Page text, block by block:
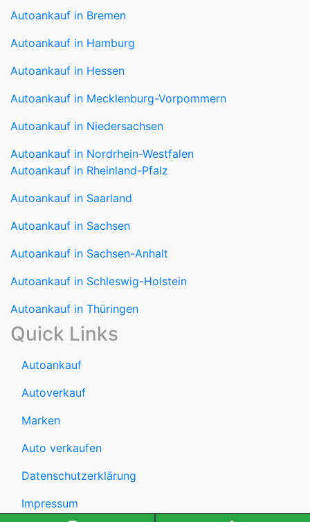
Autoankauf in Bremen
Autoankauf in Hamburg
Autoankauf in Hessen
Autoankauf in Mecklenburg-Vorpommern
Autoankauf in Niedersachsen
Autoankauf in Nordrhein-Westfalen
Autoankauf in Rheinland-Pfalz
Autoankauf in Saarland
Autoankauf in Sachsen
Autoankauf in Sachsen-Anhalt
Autoankauf in Schleswig-Holstein
Autoankauf in Thüringen
Quick Links
Autoankauf
Autoverkauf
Marken
Auto verkaufen
Datenschutzerklärung
Impressum